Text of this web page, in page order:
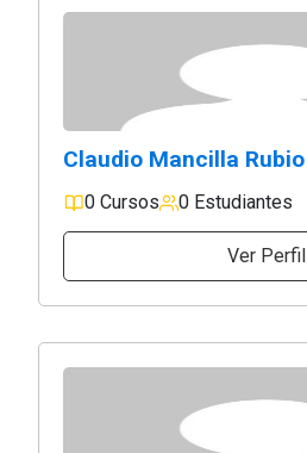
Claudio Mancilla Rubio
0 Cursos 0 Estudiantes
Ver Perfil